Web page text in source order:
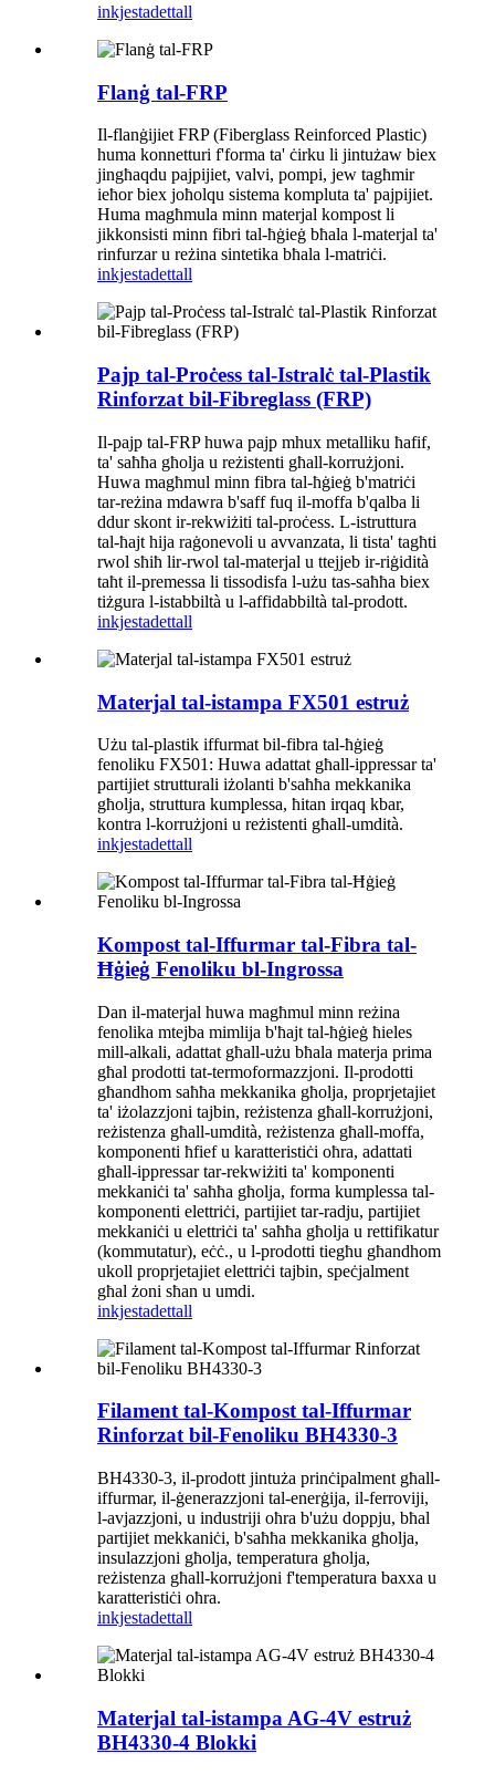
inkjestadettall
Flanġ tal-FRP
Il-flanġijiet FRP (Fiberglass Reinforced Plastic)
huma konnetturi f'forma ta' ċirku li jintużaw biex
jingħaqdu pajpijiet, valvi, pompi, jew tagħmir
ieħor biex joħolqu sistema kompluta ta' pajpijiet.
Huma magħmula minn materjal kompost li
jikkonsisti minn fibri tal-ħġieġ bħala l-materjal ta'
rinfurzar u reżina sintetika bħala l-matriċi.
inkjestadettall
Pajp tal-Proċess tal-Istralċ tal-Plastik
Rinforzat bil-Fibreglass (FRP)
Il-pajp tal-FRP huwa pajp mhux metalliku ħafif,
ta' saħħa għolja u reżistenti għall-korrużjoni.
Huwa magħmul minn fibra tal-ħġieġ b'matriċi
tar-reżina mdawra b'saff fuq il-moffa b'qalba li
ddur skont ir-rekwiżiti tal-proċess. L-istruttura
tal-ħajt hija raġonevoli u avvanzata, li tista' tagħti
rwol sħiħ lir-rwol tal-materjal u ttejjeb ir-riġidità
taħt il-premessa li tissodisfa l-użu tas-saħħa biex
tiżgura l-istabbiltà u l-affidabbiltà tal-prodott.
inkjestadettall
Materjal tal-istampa FX501 estruż
Użu tal-plastik iffurmat bil-fibra tal-ħġieġ
fenoliku FX501: Huwa adattat għall-ippressar ta'
partijiet strutturali iżolanti b'saħħa mekkanika
għolja, struttura kumplessa, ħitan irqaq kbar,
kontra l-korrużjoni u reżistenti għall-umdità.
inkjestadettall
Kompost tal-Iffurmar tal-Fibra tal-
Ħġieġ Fenoliku bl-Ingrossa
Dan il-materjal huwa magħmul minn reżina
fenolika mtejba mimlija b'ħajt tal-ħġieġ ħieles
mill-alkali, adattat għall-użu bħala materja prima
għal prodotti tat-termoformazzjoni. Il-prodotti
għandhom saħħa mekkanika għolja, proprjetajiet
ta' iżolazzjoni tajbin, reżistenza għall-korrużjoni,
reżistenza għall-umdità, reżistenza għall-moffa,
komponenti ħfief u karatteristiċi oħra, adattati
għall-ippressar tar-rekwiżiti ta' komponenti
mekkaniċi ta' saħħa għolja, forma kumplessa tal-
komponenti elettriċi, partijiet tar-radju, partijiet
mekkaniċi u elettriċi ta' saħħa għolja u rettifikatur
(kommutatur), eċċ., u l-prodotti tiegħu għandhom
ukoll proprjetajiet elettriċi tajbin, speċjalment
għal żoni sħan u umdi.
inkjestadettall
Filament tal-Kompost tal-Iffurmar
Rinforzat bil-Fenoliku BH4330-3
BH4330-3, il-prodott jintuża prinċipalment għall-
iffurmar, il-ġenerazzjoni tal-enerġija, il-ferroviji,
l-avjazzjoni, u industriji oħra b'użu doppju, bħal
partijiet mekkaniċi, b'saħħa mekkanika għolja,
insulazzjoni għolja, temperatura għolja,
reżistenza għall-korrużjoni f'temperatura baxxa u
karatteristiċi oħra.
inkjestadettall
Materjal tal-istampa AG-4V estruż
BH4330-4 Blokki